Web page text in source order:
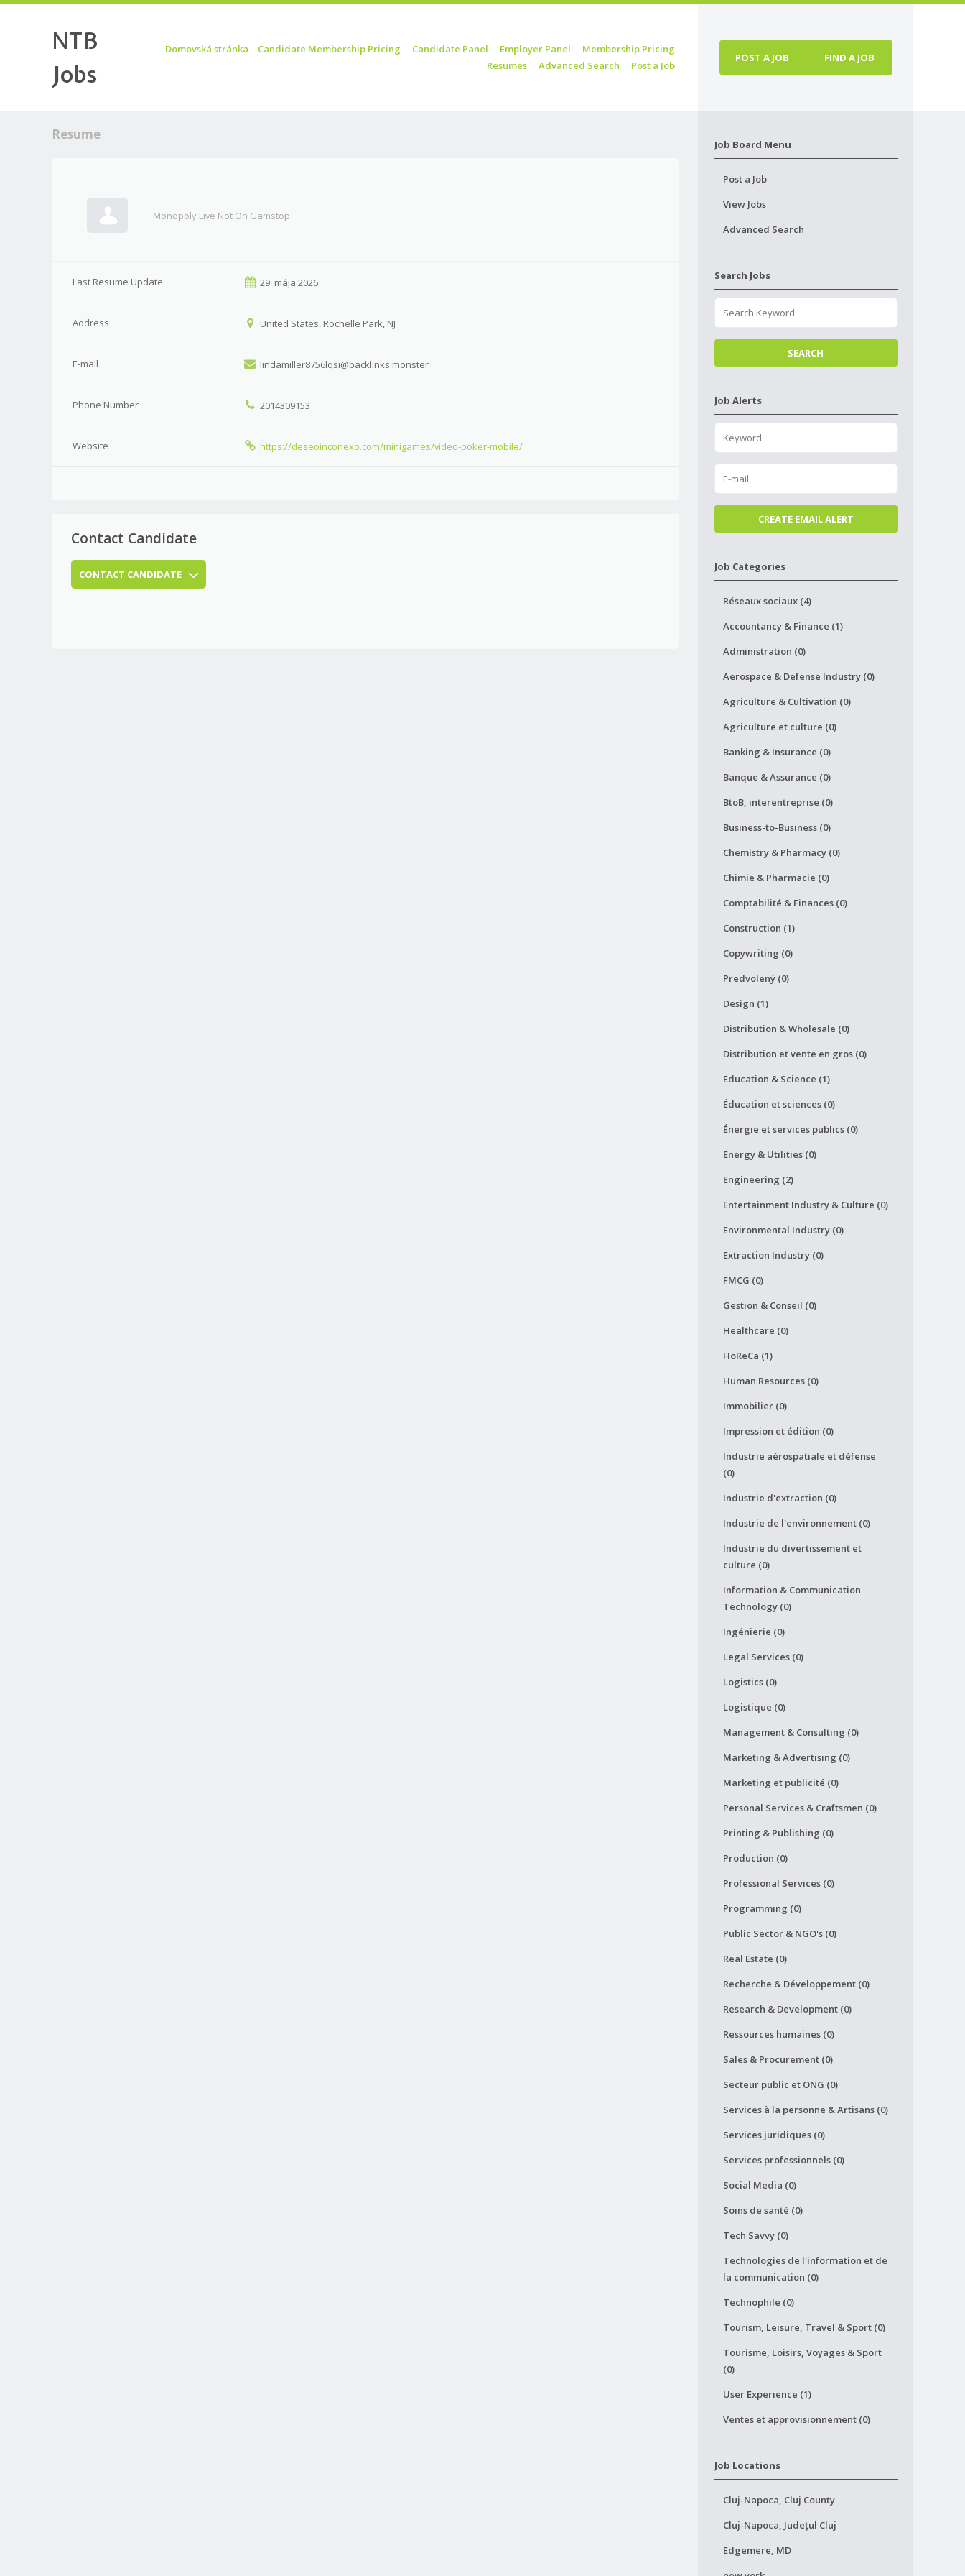
NTB
Jobs
MenuDomovská stránka Candidate Membership Pricing Candidate Panel Employer Panel
Membership Pricing
Resumes
Advanced Search Post a Job
POST A JOB FIND A JOB
Resume
Monopoly Live Not On Gamstop
Last Resume Update 29. mája 2026
Address United States, Rochelle Park, NJ
E-mail lindamiller8756lqsi@backlinks.monster
Phone Number 2014309153
Website https://deseoinconexo.com/minigames/video-poker-mobile/
Contact Candidate
CONTACT CANDIDATE
Job Board Menu
Post a Job
View Jobs
Advanced Search
Search Jobs
Job Alerts
Job Categories
Réseaux sociaux (4)
Accountancy & Finance (1)
Administration (0)
Aerospace & Defense Industry (0)
Agriculture & Cultivation (0)
Agriculture et culture (0)
Banking & Insurance (0)
Banque & Assurance (0)
BtoB, interentreprise (0)
Business-to-Business (0)
Chemistry & Pharmacy (0)
Chimie & Pharmacie (0)
Comptabilité & Finances (0)
Construction (1)
Copywriting (0)
Predvolený (0)
Design (1)
Distribution & Wholesale (0)
Distribution et vente en gros (0)
Education & Science (1)
Éducation et sciences (0)
Énergie et services publics (0)
Energy & Utilities (0)
Engineering (2)
Entertainment Industry & Culture (0)
Environmental Industry (0)
Extraction Industry (0)
FMCG (0)
Gestion & Conseil (0)
Healthcare (0)
HoReCa (1)
Human Resources (0)
Immobilier (0)
Impression et édition (0)
Industrie aérospatiale et défense
(0)
Industrie d'extraction (0)
Industrie de l'environnement (0)
Industrie du divertissement et
culture (0)
Information & Communication
Technology (0)
Ingénierie (0)
Legal Services (0)
Logistics (0)
Logistique (0)
Management & Consulting (0)
Marketing & Advertising (0)
Marketing et publicité (0)
Personal Services & Craftsmen (0)
Printing & Publishing (0)
Production (0)
Professional Services (0)
Programming (0)
Public Sector & NGO's (0)
Real Estate (0)
Recherche & Développement (0)
Research & Development (0)
Ressources humaines (0)
Sales & Procurement (0)
Secteur public et ONG (0)
Services à la personne & Artisans (0)
Services juridiques (0)
Services professionnels (0)
Social Media (0)
Soins de santé (0)
Tech Savvy (0)
Technologies de l'information et de
la communication (0)
Technophile (0)
Tourism, Leisure, Travel & Sport (0)
Tourisme, Loisirs, Voyages & Sport
(0)
User Experience (1)
Ventes et approvisionnement (0)
Job Locations
Cluj-Napoca, Cluj County
Cluj-Napoca, Județul Cluj
Edgemere, MD